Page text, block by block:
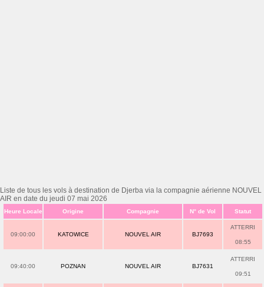
Liste de tous les vols à destination de Djerba via la compagnie aérienne NOUVEL
AIR en date du jeudi 07 mai 2026
Heure Locale Origine Compagnie N° de Vol Statut
09:00:00 KATOWICE NOUVEL AIR BJ7693
ATTERRI
08:55
09:40:00 POZNAN NOUVEL AIR BJ7631
ATTERRI
09:51